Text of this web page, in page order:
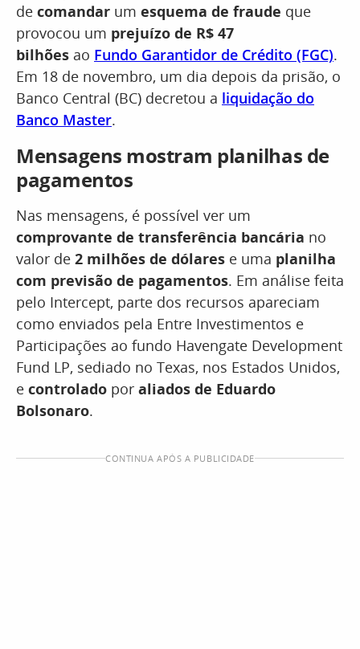
de comandar um esquema de fraude que
provocou um prejuízo de R$ 47
bilhões ao Fundo Garantidor de Crédito (FGC).
Em 18 de novembro, um dia depois da prisão, o
Banco Central (BC) decretou a liquidação do
Banco Master.
Mensagens mostram planilhas de
pagamentos
Nas mensagens, é possível ver um
comprovante de transferência bancária no
valor de 2 milhões de dólares e uma planilha
com previsão de pagamentos. Em análise feita
pelo Intercept, parte dos recursos apareciam
como enviados pela Entre Investimentos e
Participações ao fundo Havengate Development
Fund LP, sediado no Texas, nos Estados Unidos,
e controlado por aliados de Eduardo
Bolsonaro.
CONTINUA APÓS A PUBLICIDADE